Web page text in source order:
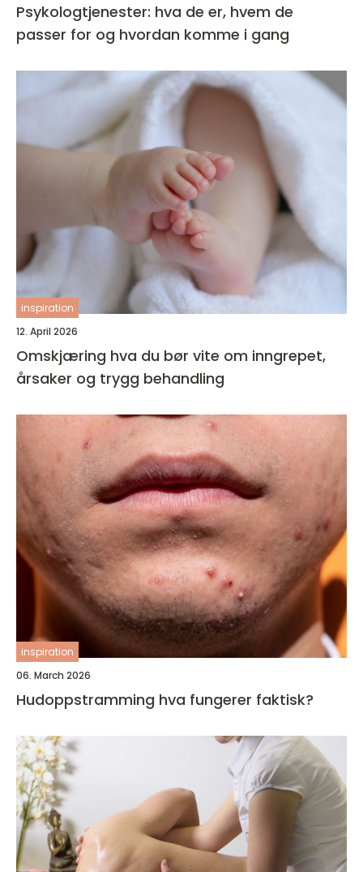
Psykologtjenester: hva de er, hvem de
passer for og hvordan komme i gang
inspiration
12. April 2026
Omskjæring hva du bør vite om inngrepet,
årsaker og trygg behandling
inspiration
06. March 2026
Hudoppstramming hva fungerer faktisk?